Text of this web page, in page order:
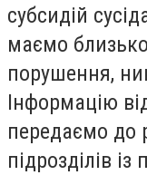
субсидій
маємо
порушення,
Інформацію
передаємо до
підрозділів